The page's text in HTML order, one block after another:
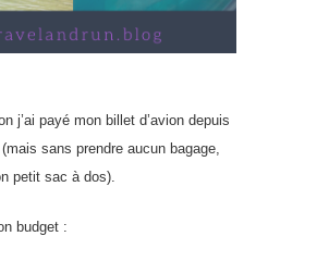
j’ai payé mon billet d’avion depuis
sans prendre aucun bagage,
petit sac à dos).
budget :